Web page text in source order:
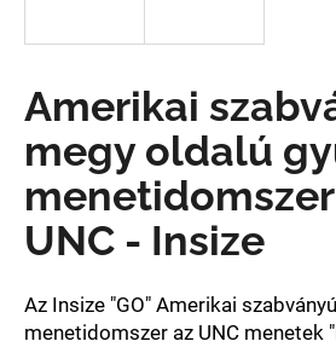
Amerikai
megy oldalú
UNC - Insize
Az Insize "GO" Amerikai
menetidomszer az UNC menetek
j
á
n
j
u
k